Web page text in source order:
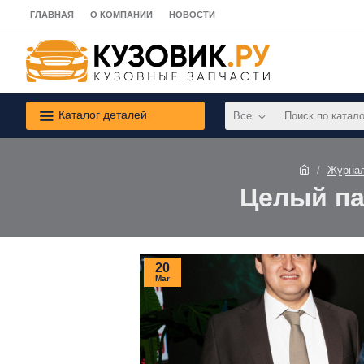
ГЛАВНАЯ О КОМПАНИИ НОВОСТИ
Каталог деталей Все
Целый
20
Mar